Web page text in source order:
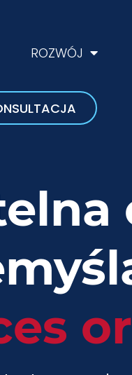
ROZWÓJ
es or